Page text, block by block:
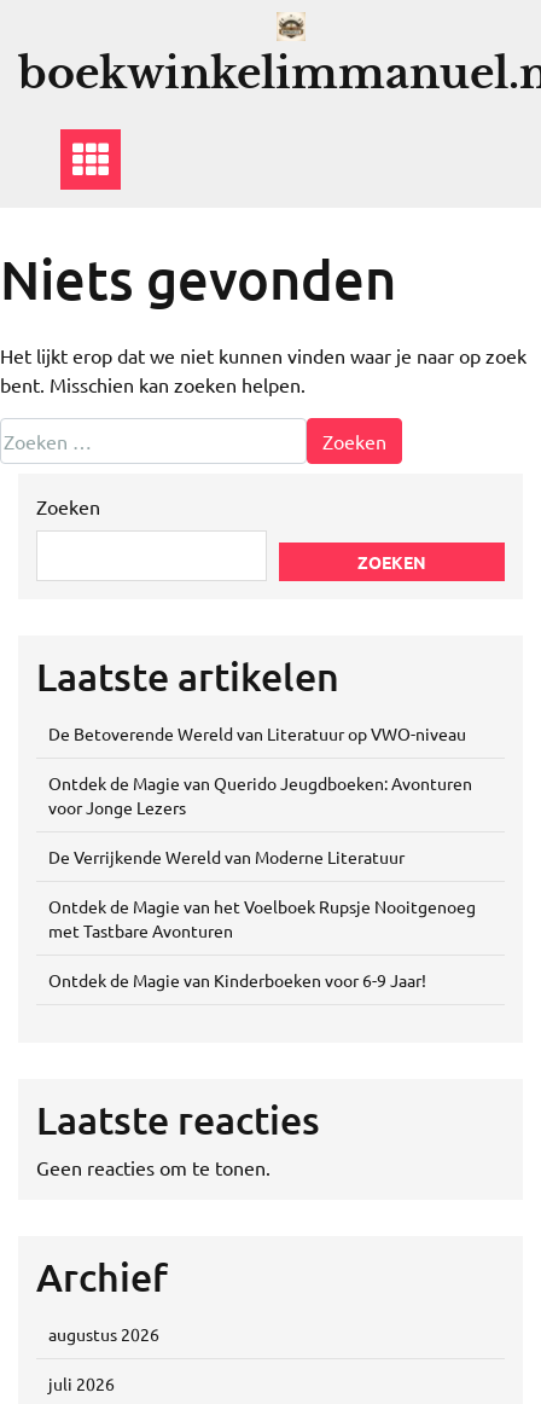
Niets gevonden
Het lijkt erop dat we niet kunnen vinden waar je naar op zoek
bent. Misschien kan zoeken helpen.
Zoeken
ZOEKEN
Laatste artikelen
De Betoverende Wereld van Literatuur op VWO-niveau
Ontdek de Magie van Querido Jeugdboeken: Avonturen
voor Jonge Lezers
De Verrijkende Wereld van Moderne Literatuur
Ontdek de Magie van het Voelboek Rupsje Nooitgenoeg
met Tastbare Avonturen
Ontdek de Magie van Kinderboeken voor 6-9 Jaar!
Laatste reacties
Geen reacties om te tonen.
Archief
augustus 2026
juli 2026